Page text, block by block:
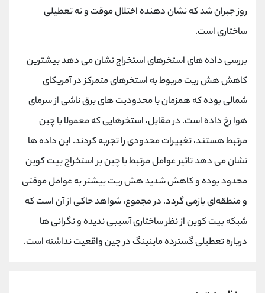
روز جبران شد که نشان دهنده اختلال موقت و نه تعطیلی
ساختاری است.
بررسی داده های استخرهای استخراج نشان می دهد بیشترین
کاهش هش ریت مربوط به استخرهای متمرکز در آمریکای
شمالی بوده که همزمان با محدودیت های برق ناشی از سرمای
هوا رخ داده است. در مقابل، استخرهایی که معمولا با چین
مرتبط هستند، تغییرات محدودی را تجربه کردند. این داده ها
نشان می دهد تاثیر عوامل مرتبط با چین بر استخراج بیت کوین
محدود بوده و کاهش شدید هش ریت بیشتر به عوامل موقتی
و منطقه‌ای بازمی گردد. در مجموع، شواهد حاکی از آن است که
شبکه بیت کوین از نظر ساختاری آسیبی ندیده و نگرانی ها
درباره تعطیلی گسترده ماینینگ در چین واقعیت نداشته است.